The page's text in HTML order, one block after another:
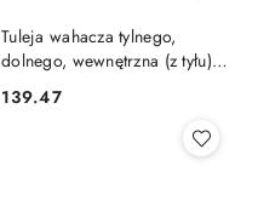
Tuleja wahacza tylnego,
dolnego, wewnętrzna (z tyłu) -
MPBS: 06030161
Cena:
139.47